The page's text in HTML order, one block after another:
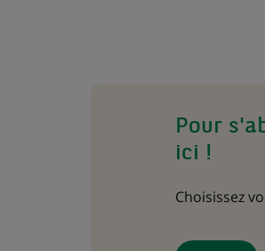
Pour
ici !
Choisissez